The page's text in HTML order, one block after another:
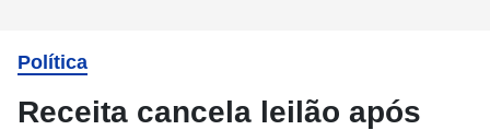
Política
Receita cancela leilão após